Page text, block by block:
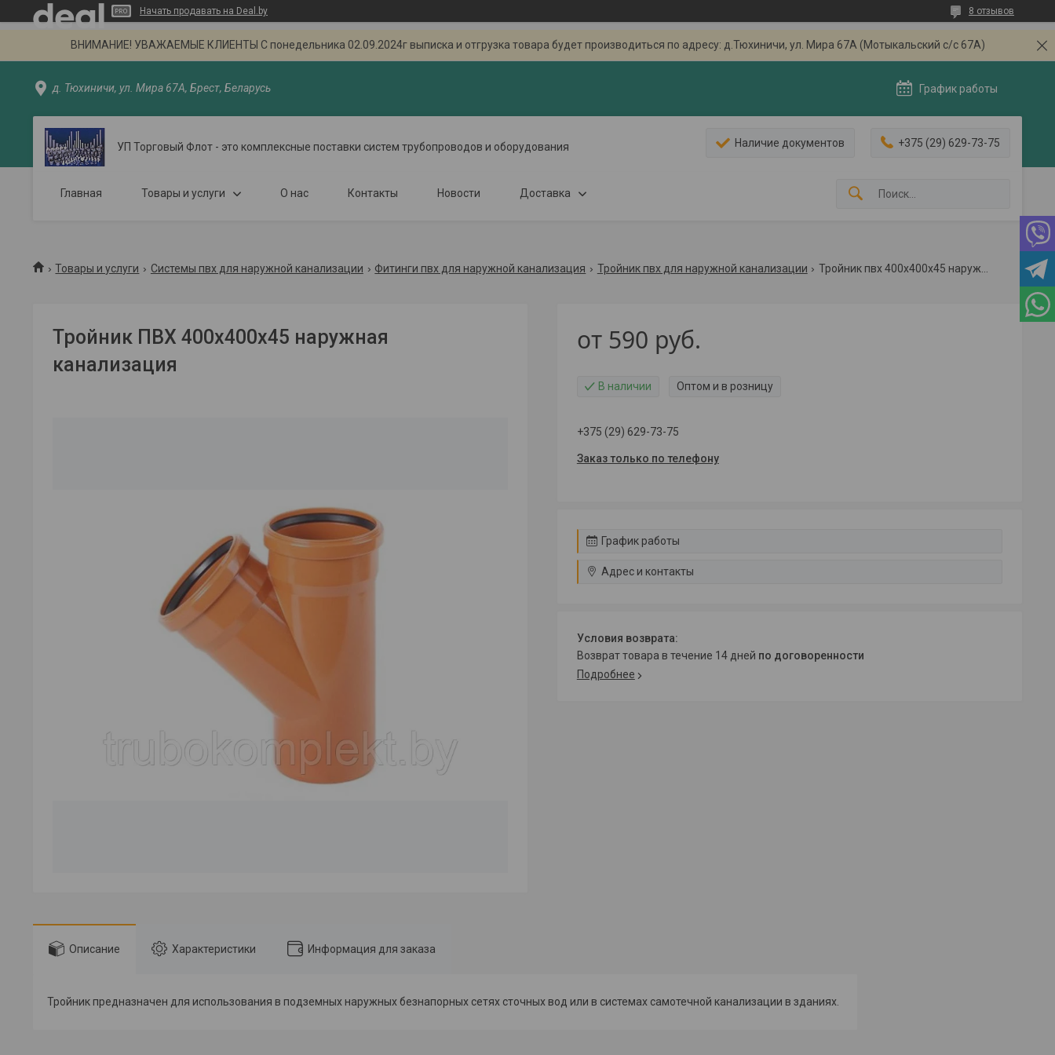
Начать продавать на Deal.by 8 отзывов
ВНИМАНИЕ! УВАЖАЕМЫЕ КЛИЕНТЫ С понедельника 02.09.2024г выписка и отгрузка товара будет производиться по адресу: д.Тюхиничи, ул. Мира 67А (Мотыкальский с/с 67А)
д. Тюхиничи, ул. Мира 67А, Брест, Беларусь График работы
УП Торговый Флот - это комплексные поставки систем трубопроводов и оборудования Наличие документов +375 (29) 629-73-75
Главная Товары и услуги О нас Контакты Новости Доставка
Товары и услуги Системы пвх для наружной канализации Фитинги пвх для наружной канализация Тройник пвх для наружной канализации
Тройник ПВХ 400х400х45 наружная
канализация
от 590 руб.
В наличии Оптом и в розницу
+375 (29) 629-73-75
Заказ только по телефону
График работы
Адрес и контакты
возврат товара в течение 14 дней по договоренности
Подробнее
Описание Характеристики Информация для заказа
Тройник предназначен для использования в подземных наружных безнапорных сетях сточных вод или в системах самотечной канализации в зданиях.